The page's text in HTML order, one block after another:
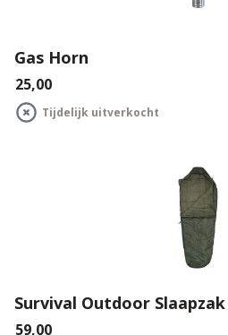
Gas Horn
€25,00
Tijdelijk uitverkocht
Survival Outdoor
€59,00